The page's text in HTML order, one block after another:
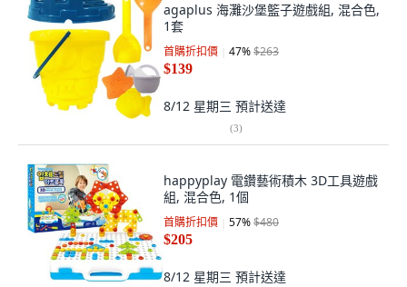
agaplus 海灘沙堡籃子遊戲組, 混合色,
1套
首購折扣價 47%$263
$139
8/12 星期三 預計送達
(3)
happyplay 電鑽藝術積木 3D工具遊戲
組, 混合色, 1個
首購折扣價 57%$480
$205
8/12 星期三 預計送達